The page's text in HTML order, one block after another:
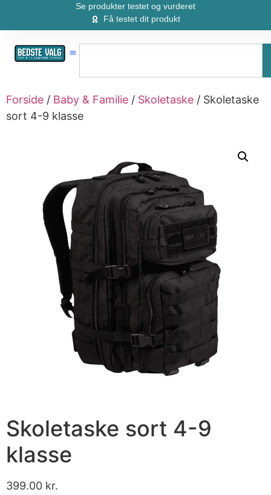
Se produkter testet og vurderet
Få testet dit produkt
Forside / Baby & Familie / Skoletaske / Skoletaske
sort 4-9 klasse
Skoletaske sort 4-9
klasse
399.00 kr.